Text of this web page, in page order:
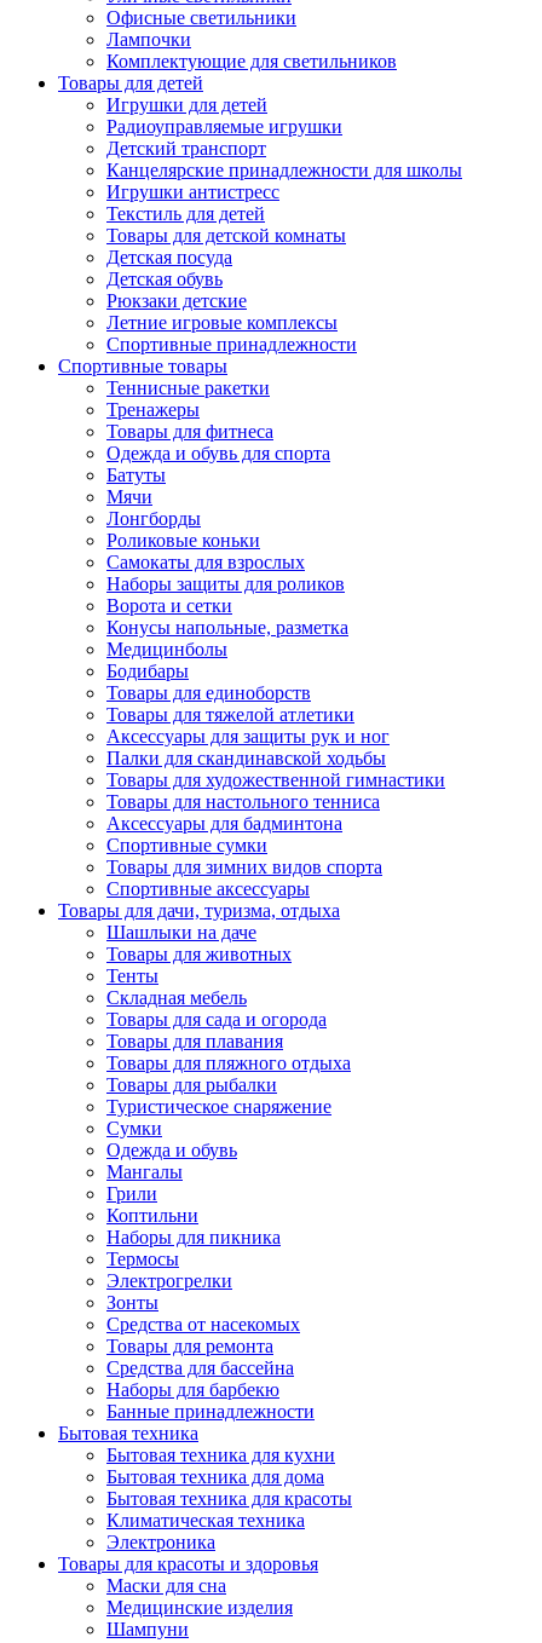
Офисные светильники
Лампочки
Комплектующие для светильников
Товары для детей
Игрушки для детей
Радиоуправляемые игрушки
Детский транспорт
Канцелярские принадлежности для школы
Игрушки антистресс
Текстиль для детей
Товары для детской комнаты
Детская посуда
Детская обувь
Рюкзаки детские
Летние игровые комплексы
Спортивные принадлежности
Спортивные товары
Теннисные ракетки
Тренажеры
Товары для фитнеса
Одежда и обувь для спорта
Батуты
Мячи
Лонгборды
Роликовые коньки
Самокаты для взрослых
Наборы защиты для роликов
Ворота и сетки
Конусы напольные, разметка
Медицинболы
Бодибары
Товары для единоборств
Товары для тяжелой атлетики
Аксессуары для защиты рук и ног
Палки для скандинавской ходьбы
Товары для художественной гимнастики
Товары для настольного тенниса
Аксессуары для бадминтона
Спортивные сумки
Товары для зимних видов спорта
Спортивные аксессуары
Товары для дачи, туризма, отдыха
Шашлыки на даче
Товары для животных
Тенты
Складная мебель
Товары для сада и огорода
Товары для плавания
Товары для пляжного отдыха
Товары для рыбалки
Туристическое снаряжение
Сумки
Одежда и обувь
Мангалы
Грили
Коптильни
Наборы для пикника
Термосы
Электрогрелки
Зонты
Средства от насекомых
Товары для ремонта
Средства для бассейна
Наборы для барбекю
Банные принадлежности
Бытовая техника
Бытовая техника для кухни
Бытовая техника для дома
Бытовая техника для красоты
Климатическая техника
Электроника
Товары для красоты и здоровья
Маски для сна
Медицинские изделия
Шампуни